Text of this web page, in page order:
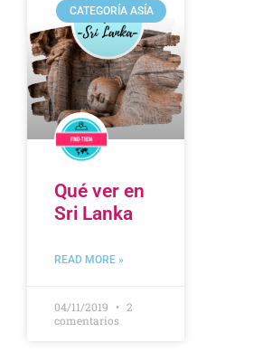
CATEGORÍA ASÍA
Qué ver en
Sri Lanka
READ MORE »
04/11/2019
2
comentarios